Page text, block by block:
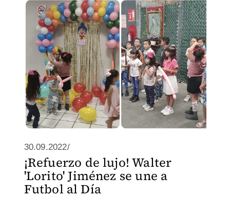
30.09.2022/
¡Refuerzo de lujo! Walter
'Lorito' Jiménez se une a
Futbol al Día